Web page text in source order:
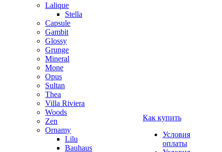
Lalique
Stella
Capsule
Gambit
Glossy
Grunge
Mineral
Mone
Opus
Sultan
Thea
Villa Riviera
Woods
Zen
Ornamy
Lilu
Bauhaus
Как купить
Условия
оплаты